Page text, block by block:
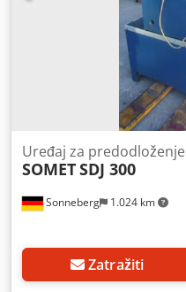
Sonneberg 1.024 km
Uređaj za predodloženje
SOMETSDJ 300
Zatražiti